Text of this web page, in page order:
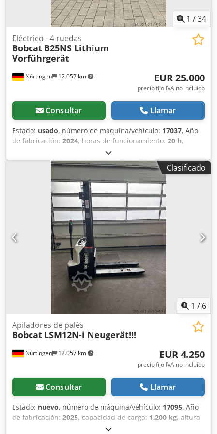
1 /34
Nürtingen 12.057 km
Eléctrico - 4 ruedas
Bobcat B25NS Lithium
Vorführgerät
EUR 25.000
precio fijo IVA no incluído
Consultar Llamar
Estado: usado, número de máquina/vehículo: 17037, Año
de fabricación: 2024, horas de funcionamiento: 20 h,
2.500 kg, altura de elevación:
mm, ascensor libre:1.700 mm, centro de carga:500 mm,
eléctrico, tipo de mástil:triple, altura
de construcción:2.180 mm, voltaje de la batería:
longitud de la horquilla:1.200 mm, tamaño del neumático
23X9-10 , tamaño del neumático trasero:
3.552 kg, 5141046 Cjdpfsy Hau Iox Apvsrf
Número de serie: FBA47-4880-01823 Especificaciones de la
batería: 48 V, 600 Ah, de litio.
Clasificado
1 / 6
Nürtingen 12.057 km
Apiladores de palés
Bobcat LSM12N-i Neugerät!!!
EUR 4.250
precio fijo IVA no incluído
Consultar Llamar
Estado: nuevo, número de máquina/vehículo: 17095, Año
de fabricación: 2025, capacidad de carga: 1.200 kg, altura
, centro de carga: